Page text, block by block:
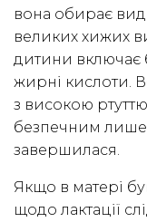
вона обирає
великих хижих
дитини включає
жирні кислоти.
з високою ртуттю
безпечним лише
завершилася.
Якщо в матері
щодо лактації